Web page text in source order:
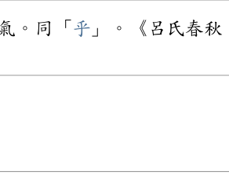
。同「 乎 」。《呂氏春